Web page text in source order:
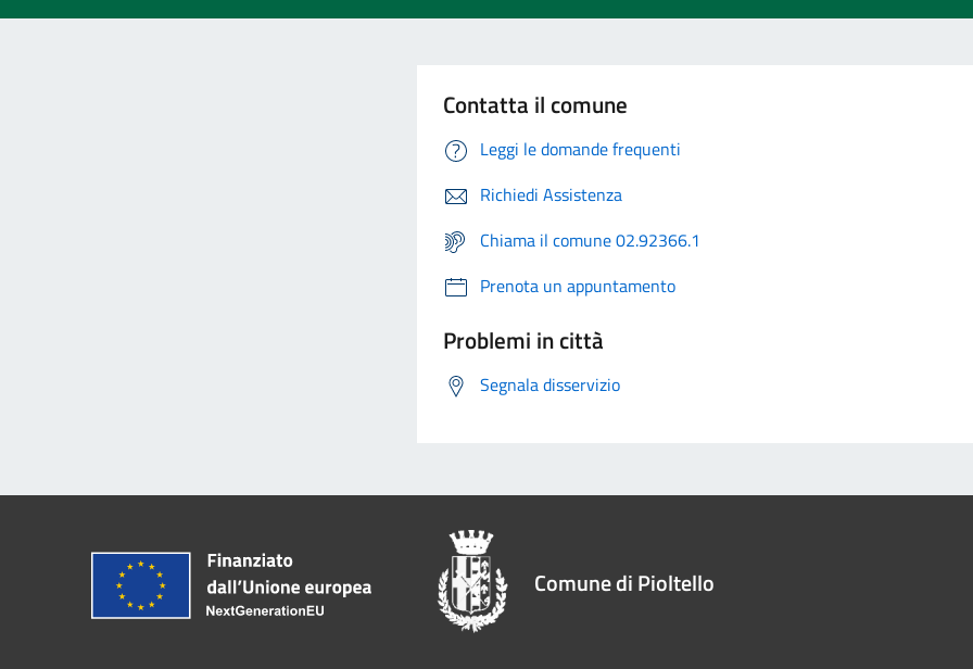
Contatta il comune
Leggi le domande frequenti
Richiedi Assistenza
Chiama il comune 02.92366.1
Prenota un appuntamento
Problemi in città
Segnala disservizio
Comune di Pioltello